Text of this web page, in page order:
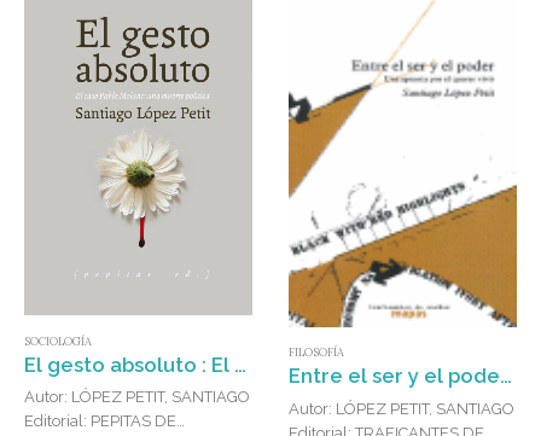
SOCIOLOGÍA
El gesto absoluto : El caso Pablo Molano: una muerte política
Autor: LÓPEZ PETIT, SANTIAGO
Editorial: PEPITAS DE
FILOSOFÍA
Entre el ser y el poder : una apuesta por el querer vivir
Autor: LÓPEZ PETIT, SANTIAGO